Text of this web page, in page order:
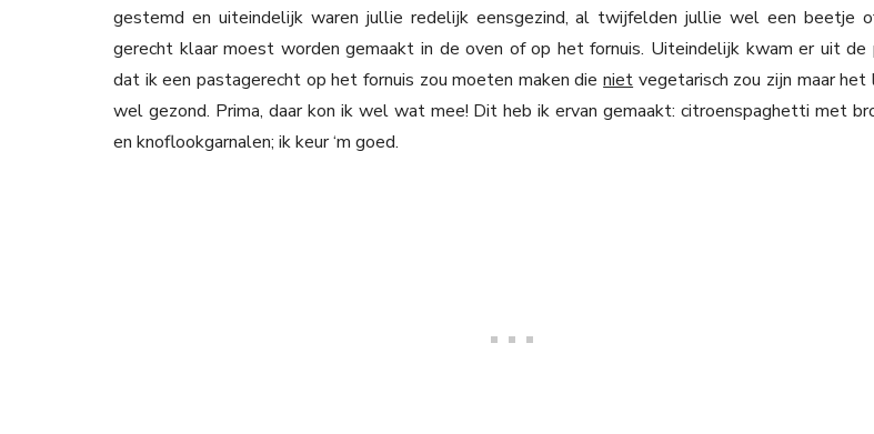
gestemd en uiteindelijk waren jullie redelijk eensgezind, al twijfelden jullie wel een beetje
gerecht klaar moest worden gemaakt in de oven of op het fornuis. Uiteindelijk kwam er uit de
dat ik een pastagerecht op het fornuis zou moeten maken dieniet vegetarisch zou zijn maar
wel gezond. Prima, daar kon ik wel wat mee! Dit heb ik ervan gemaakt: citroenspaghetti met
en knoflookgarnalen; ik keur ‘m goed.